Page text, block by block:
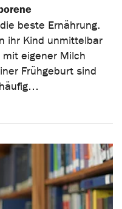
beste Ernährung.
ihr Kind unmittelbar
eigener Milch
Frühgeburt sind